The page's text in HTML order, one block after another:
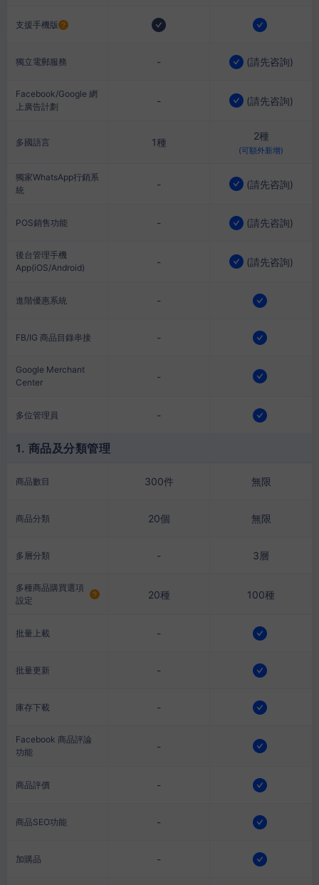
支援手機版
獨立電郵服務 - (請先咨詢)
Facebook/Google 網
上廣告計劃
- (請先咨詢)
多國語言 1種
2種
(可額外新增)
獨家WhatsApp行銷系
統
- (請先咨詢)
POS銷售功能 - (請先咨詢)
後台管理手機
App(iOS/Android)
- (請先咨詢)
進階優惠系統 -
FB/IG 商品目錄串接 -
Google Merchant
Center
-
多位管理員 -
1. 商品及分類管理
商品數目 300件 無限
商品分類 20個 無限
多層分類 - 3層
多種商品購買選項
設定
20種 100種
批量上載 -
批量更新 -
庫存下載 -
Facebook 商品評論
功能
-
商品評價 -
商品SEO功能 -
加購品 -